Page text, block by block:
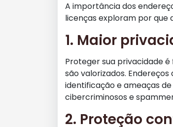
A importância dos
licenças exploram por que
1. Maior
Proteger sua privacidade
são valorizados.
identificação e ameaças
cibercriminosos e
2. Proteção